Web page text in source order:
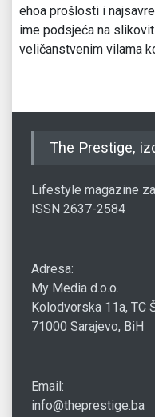
ehoa prošlosti i
ime podsjeća na
veličanstvenim vilama
The Prestige,
Lifestyle magazine
ISSN 2637-2584
Adresa:
My Media d.o.o.
Kolodvorska 11a, TC
71000 Sarajevo, BiH
Email:
info@theprestige.ba